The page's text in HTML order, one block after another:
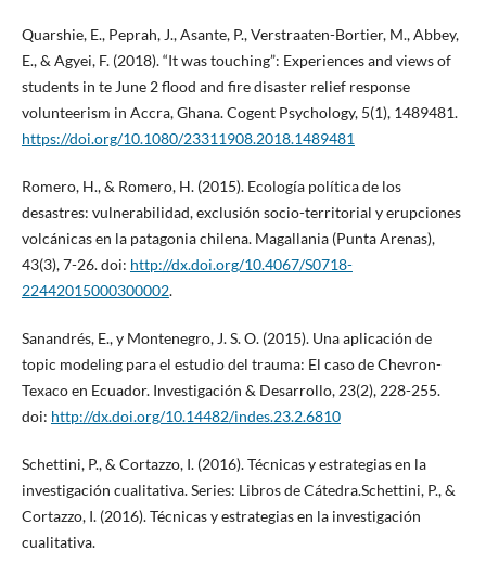
Quarshie, E., Peprah, J., Asante, P., Verstraaten-Bortier, M., Abbey,
E., & Agyei, F. (2018). “It was touching”: Experiences and views of
students in te June 2 flood and fire disaster relief response
volunteerism in Accra, Ghana. Cogent Psychology, 5(1), 1489481.
https://doi.org/10.1080/23311908.2018.1489481
Romero, H., & Romero, H. (2015). Ecología política de los
desastres: vulnerabilidad, exclusión socio-territorial y erupciones
volcánicas en la patagonia chilena. Magallania (Punta Arenas),
43(3), 7-26. doi: http://dx.doi.org/10.4067/S0718-
22442015000300002.
Sanandrés, E., y Montenegro, J. S. O. (2015). Una aplicación de
topic modeling para el estudio del trauma: El caso de Chevron-
Texaco en Ecuador. Investigación & Desarrollo, 23(2), 228-255.
doi: http://dx.doi.org/10.14482/indes.23.2.6810
Schettini, P., & Cortazzo, I. (2016). Técnicas y estrategias en la
investigación cualitativa. Series: Libros de Cátedra.Schettini, P., &
Cortazzo, I. (2016). Técnicas y estrategias en la investigación
cualitativa.